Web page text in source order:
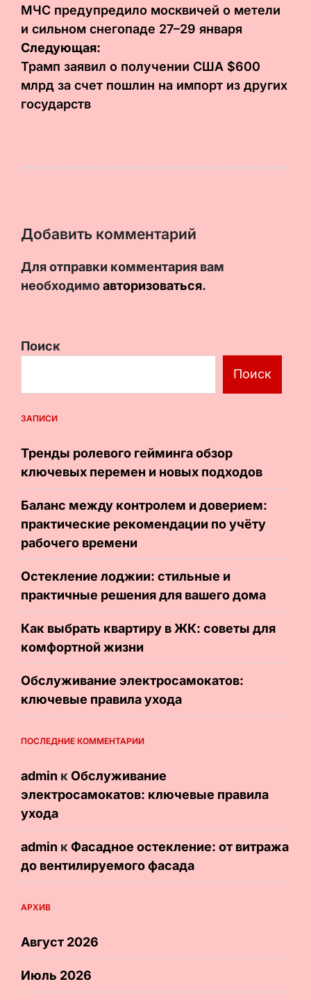
по
записям
МЧС предупредило москвичей о метели
и сильном снегопаде 27–29 января
Следующая:
Трамп заявил о получении США $600
млрд за счет пошлин на импорт из других
государств
Добавить комментарий
Для отправки комментария вам
необходимоавторизоваться.
Поиск
Поиск
ЗАПИСИ
Тренды ролевого гейминга обзор
ключевых перемен и новых подходов
Баланс между контролем и доверием:
практические рекомендации по учёту
рабочего времени
Остекление лоджии: стильные и
практичные решения для вашего дома
Как выбрать квартиру в ЖК: советы для
комфортной жизни
Обслуживание электросамокатов:
ключевые правила ухода
ПОСЛЕДНИЕ КОММЕНТАРИИ
admin кОбслуживание
электросамокатов: ключевые правила
ухода
admin кФасадное остекление: от витража
до вентилируемого фасада
АРХИВ
Август 2026
Июль 2026